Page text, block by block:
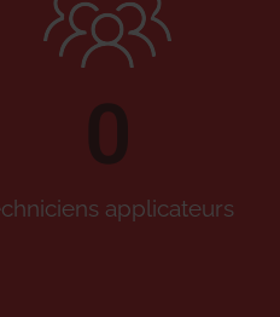
applicateurs
0